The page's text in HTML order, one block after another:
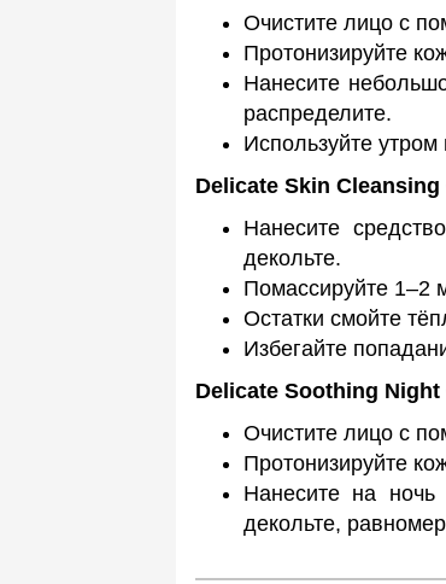
Очистите лицо с
Протонизируйте
Нанесите
распределите.
Используйте
Delicate Skin Cleansing
Нанесите
декольте.
Помассируйте 1–2
Остатки смойте
Избегайте
Delicate Soothing Night
Очистите лицо с
Протонизируйте
Нанесите на
декольте,